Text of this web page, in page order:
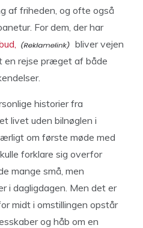
af friheden, og ofte også
For dem, der har
bliver vejen
rejse præget af både
historier fra
livet uden bilnøglen i
om første møde med
forklare sig overfor
mange små, men
i dagligdagen. Men det er
midt i omstillingen opstår
og håb om en